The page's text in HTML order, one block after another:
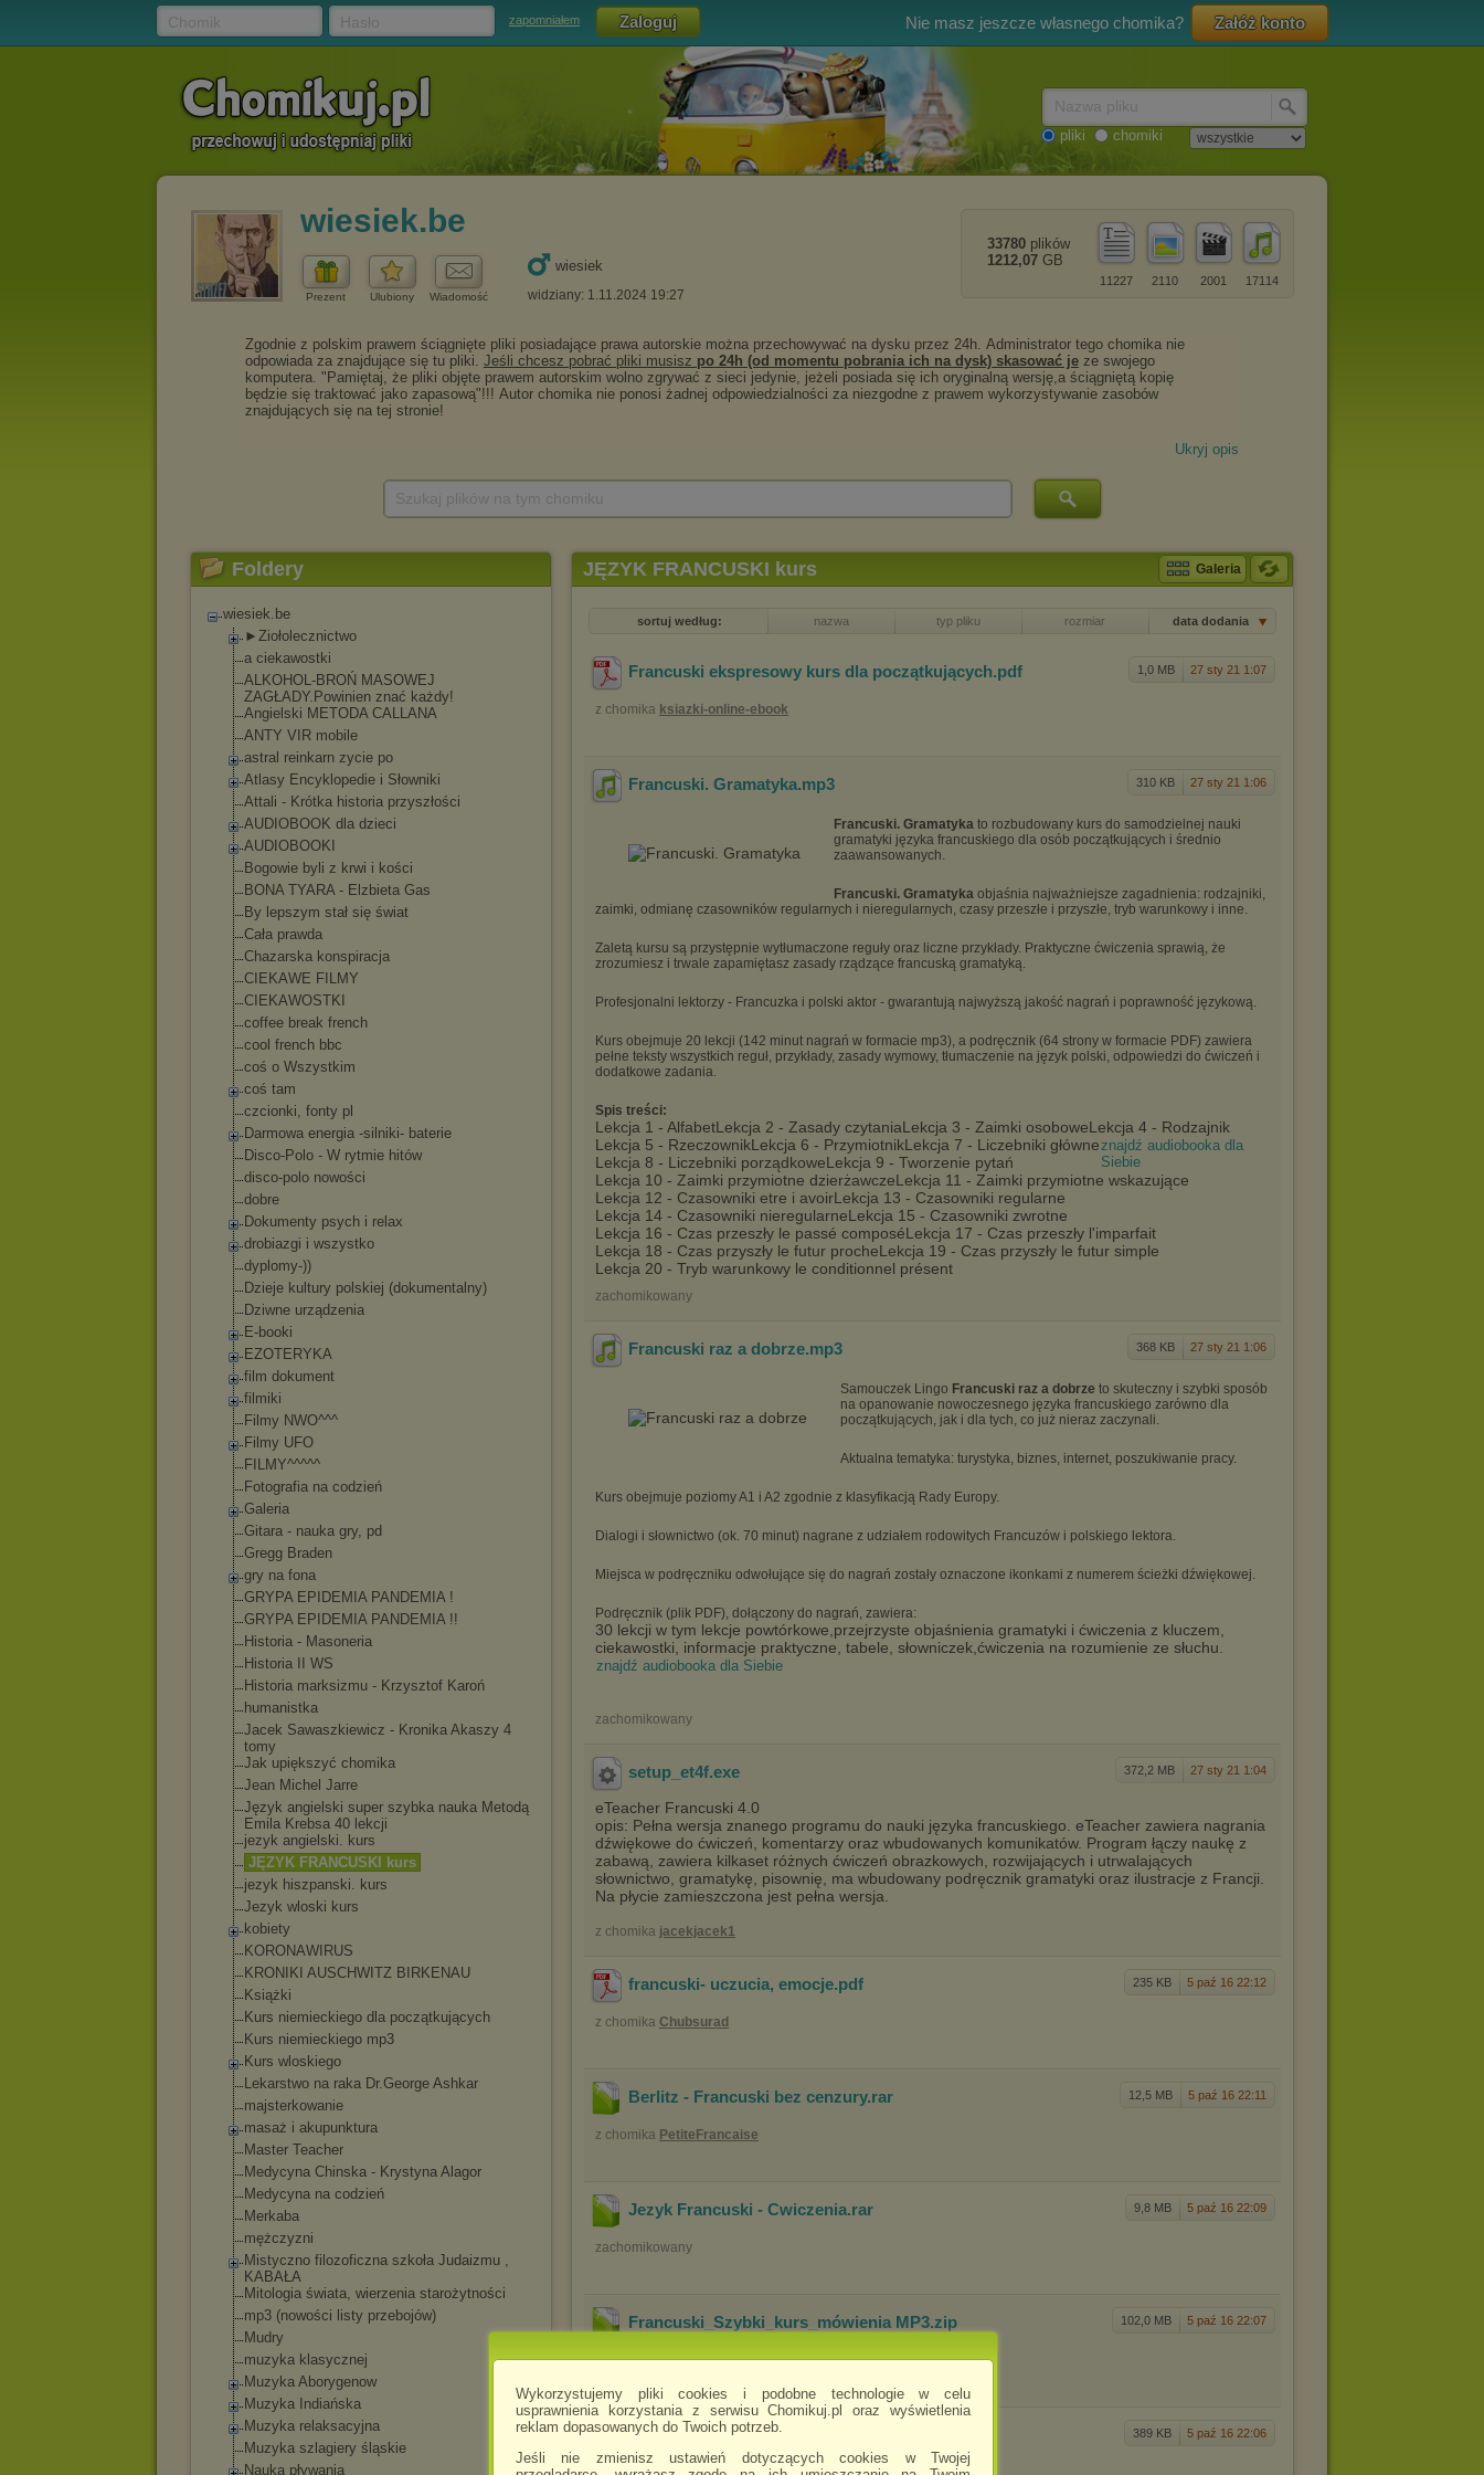
Wykorzystujemy pliki cookies i podobne technologie w celu
usprawnienia korzystania z serwisu Chomikuj.pl oraz wyświetlenia
reklam dopasowanych do Twoich potrzeb.
Jeśli nie zmienisz ustawień dotyczących cookies w Twojej
zapomniałem Nie masz jeszcze własnego chomika? Załóż konto
pliki chomiki
wiesiek.be
Prezent Ulubiony Wiadomość
wiesiek
widziany: 1.11.2024 19:27
17114
2001
2110
11227
33780 plików
1212,07 GB
Ukryj opis
Foldery
wiesiek.be
►Ziołolecznictwo
a ciekawostki
ALKOHOL-BROŃ MASOWEJ
ZAGŁADY.Powinien znać każdy!
Angielski METODA CALLANA
ANTY VIR mobile
astral reinkarn zycie po
Atlasy Encyklopedie i Słowniki
Attali - Krótka historia przyszłości
AUDIOBOOK dla dzieci
AUDIOBOOKI
Bogowie byli z krwi i kości
BONA TYARA - Elzbieta Gas
By lepszym stał się świat
Cała prawda
Chazarska konspiracja
CIEKAWE FILMY
CIEKAWOSTKI
coffee break french
cool french bbc
coś o Wszystkim
coś tam
czcionki, fonty pl
Darmowa energia -silniki- baterie
Disco-Polo - W rytmie hitów
disco-polo nowości
dobre
Dokumenty psych i relax
drobiazgi i wszystko
dyplomy-))
Dzieje kultury polskiej (dokumentalny)
Dziwne urządzenia
E-booki
EZOTERYKA
film dokument
filmiki
Filmy NWO^^^
Filmy UFO
FILMY^^^^^
Fotografia na codzień
Galeria
Gitara - nauka gry, pd
Gregg Braden
gry na fona
GRYPA EPIDEMIA PANDEMIA !
GRYPA EPIDEMIA PANDEMIA !!
Historia - Masoneria
Historia II WS
Historia marksizmu - Krzysztof Karoń
humanistka
Jacek Sawaszkiewicz - Kronika Akaszy 4
tomy
Jak upiększyć chomika
Jean Michel Jarre
Język angielski super szybka nauka Metodą
Emila Krebsa 40 lekcji
jezyk angielski. kurs
JĘZYK FRANCUSKI kurs
jezyk hiszpanski. kurs
Jezyk wloski kurs
kobiety
KORONAWIRUS
KRONIKI AUSCHWITZ BIRKENAU
Książki
Kurs niemieckiego dla początkujących
Kurs niemieckiego mp3
Kurs wloskiego
Lekarstwo na raka Dr.George Ashkar
majsterkowanie
masaż i akupunktura
Master Teacher
Medycyna Chinska - Krystyna Alagor
Medycyna na codzień
Merkaba
mężczyzni
Mistyczno filozoficzna szkoła Judaizmu ,
KABAŁA
Mitologia świata, wierzenia starożytności
mp3 (nowości listy przebojów)
Mudry
muzyka klasycznej
Muzyka Aborygenow
Muzyka Indiańska
Muzyka relaksacyjna
Muzyka szlagiery śląskie
Nauka pływania
JĘZYK FRANCUSKI kurs Galeria
sortuj według: nazwa typ pliku rozmiar data dodania
1,0 MB 27 sty 21 1:07
Francuski ekspresowy kurs dla początkujących.pdf
z chomika ksiazki-online-ebook
310 KB 27 sty 21 1:06
Francuski. Gramatyka.mp3
Francuski. Gramatyka to rozbudowany kurs do samodzielnej nauki
gramatyki języka francuskiego dla osób początkujących i średnio
zaawansowanych.
Francuski. Gramatyka objaśnia najważniejsze zagadnienia: rodzajniki,
zaimki, odmianę czasowników regularnych i nieregularnych, czasy przeszłe i przyszłe, tryb warunkowy i inne.
Zaletą kursu są przystępnie wytłumaczone reguły oraz liczne przykłady. Praktyczne ćwiczenia sprawią, że
zrozumiesz i trwale zapamiętasz zasady rządzące francuską gramatyką.
Profesjonalni lektorzy - Francuzka i polski aktor - gwarantują najwyższą jakość nagrań i poprawność językową.
Kurs obejmuje 20 lekcji (142 minut nagrań w formacie mp3), a podręcznik (64 strony w formacie PDF) zawiera
pełne teksty wszystkich reguł, przykłady, zasady wymowy, tłumaczenie na język polski, odpowiedzi do ćwiczeń i
dodatkowe zadania.
Spis treści:
Lekcja 1 - AlfabetLekcja 2 - Zasady czytaniaLekcja 3 - Zaimki osoboweLekcja 4 - Rodzajnik
Lekcja 5 - RzeczownikLekcja 6 - PrzymiotnikLekcja 7 - Liczebniki główne
Lekcja 8 - Liczebniki porządkoweLekcja 9 - Tworzenie pytań
Lekcja 10 - Zaimki przymiotne dzierżawczeLekcja 11 - Zaimki przymiotne wskazujące
Lekcja 12 - Czasowniki etre i avoirLekcja 13 - Czasowniki regularne
Lekcja 14 - Czasowniki nieregularneLekcja 15 - Czasowniki zwrotne
Lekcja 16 - Czas przeszły le passé composéLekcja 17 - Czas przeszły l'imparfait
Lekcja 18 - Czas przyszły le futur procheLekcja 19 - Czas przyszły le futur simple
Lekcja 20 - Tryb warunkowy le conditionnel présent
znajdź audiobooka dla
Siebie
zachomikowany
368 KB 27 sty 21 1:06
Francuski raz a dobrze.mp3
Samouczek Lingo Francuski raz a dobrze to skuteczny i szybki sposób
na opanowanie nowoczesnego języka francuskiego zarówno dla
początkujących, jak i dla tych, co już nieraz zaczynali.
Aktualna tematyka: turystyka, biznes, internet, poszukiwanie pracy.
Kurs obejmuje poziomy A1 i A2 zgodnie z klasyfikacją Rady Europy.
Dialogi i słownictwo (ok. 70 minut) nagrane z udziałem rodowitych Francuzów i polskiego lektora.
Miejsca w podręczniku odwołujące się do nagrań zostały oznaczone ikonkami z numerem ścieżki dźwiękowej.
Podręcznik (plik PDF), dołączony do nagrań, zawiera:
30 lekcji w tym lekcje powtórkowe, przejrzyste objaśnienia gramatyki i ćwiczenia z kluczem,
ciekawostki, informacje praktyczne, tabele, słowniczek, ćwiczenia na rozumienie ze słuchu.
znajdź audiobooka dla Siebie
zachomikowany
372,2 MB 27 sty 21 1:04
setup_et4f.exe
eTeacher Francuski 4.0
opis: Pełna wersja znanego programu do nauki języka francuskiego. eTeacher zawiera nagrania
dźwiękowe do ćwiczeń, komentarzy oraz wbudowanych komunikatów. Program łączy naukę z
zabawą, zawiera kilkaset różnych ćwiczeń obrazkowych, rozwijających i utrwalających
słownictwo, gramatykę, pisownię, ma wbudowany podręcznik gramatyki oraz ilustracje z Francji.
Na płycie zamieszczona jest pełna wersja.
z chomika jacekjacek1
235 KB 5 paź 16 22:12
francuski- uczucia, emocje.pdf
z chomika Chubsurad
12,5 MB 5 paź 16 22:11
Berlitz - Francuski bez cenzury.rar
z chomika PetiteFrancaise
9,8 MB 5 paź 16 22:09
Jezyk Francuski - Cwiczenia.rar
zachomikowany
102,0 MB 5 paź 16 22:07
Francuski_Szybki_kurs_mówienia MP3.zip
zachomikowany
389 KB 5 paź 16 22:06
Francuski_Rozmowki_eBook_demo